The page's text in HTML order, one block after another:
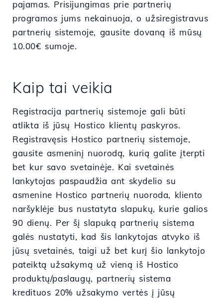
pajamas. Prisijungimas prie partnerių
programos jums nekainuoja, o užsiregistravus
partnerių sistemoje, gausite dovaną iš mūsų
10.00€ sumoje.
Kaip tai veikia
Registracija partnerių sistemoje gali būti
atlikta iš jūsų Hostico klientų paskyros.
Registravęsis Hostico partnerių sistemoje,
gausite asmeninį nuorodą, kurią galite įterpti
bet kur savo svetainėje. Kai svetainės
lankytojas paspaudžia ant skydelio su
asmenine Hostico partnerių nuoroda, kliento
naršyklėje bus nustatyta slapukų, kurie galios
90 dienų. Per šį slapuką partnerių sistema
galės nustatyti, kad šis lankytojas atvyko iš
jūsų svetainės, taigi už bet kurį šio lankytojo
pateiktą užsakymą už vieną iš Hostico
produktų/paslaugų, partnerių sistema
kredituos 20% užsakymo vertės į jūsų